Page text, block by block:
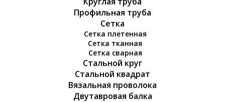
Профильная труба
Сетка
Сетка плетенная
Сетка тканная
Сетка сварная
Стальной круг
Стальной квадрат
Вязальная проволока
Двутавровая балка